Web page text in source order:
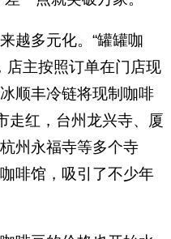
越多元化。“罐罐咖
店主按照订单在门店现
顺丰冷链将现制咖啡
走红，台州龙兴寺、厦
州永福寺等多个寺
啡馆，吸引了不少年